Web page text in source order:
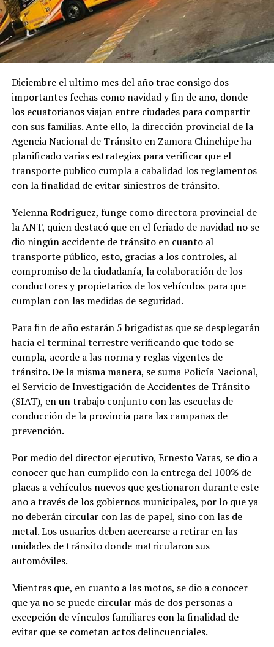
Diciembre el ultimo mes del año trae consigo dos
importantes fechas como navidad y fin de año, donde
los ecuatorianos viajan entre ciudades para compartir
con sus familias. Ante ello, la dirección provincial de la
Agencia Nacional de Tránsito en Zamora Chinchipe ha
planificado varias estrategias para verificar que el
transporte publico cumpla a cabalidad los reglamentos
con la finalidad de evitar siniestros de tránsito.
Yelenna Rodríguez, funge como directora provincial de
la ANT, quien destacó que en el feriado de navidad no se
dio ningún accidente de tránsito en cuanto al
transporte público, esto, gracias a los controles, al
compromiso de la ciudadanía, la colaboración de los
conductores y propietarios de los vehículos para que
cumplan con las medidas de seguridad.
Para fin de año estarán 5 brigadistas que se desplegarán
hacia el terminal terrestre verificando que todo se
cumpla, acorde a las norma y reglas vigentes de
tránsito. De la misma manera, se suma Policía Nacional,
el Servicio de Investigación de Accidentes de Tránsito
(SIAT), en un trabajo conjunto con las escuelas de
conducción de la provincia para las campañas de
prevención.
Por medio del director ejecutivo, Ernesto Varas, se dio a
conocer que han cumplido con la entrega del 100% de
placas a vehículos nuevos que gestionaron durante este
año a través de los gobiernos municipales, por lo que ya
no deberán circular con las de papel, sino con las de
metal. Los usuarios deben acercarse a retirar en las
unidades de tránsito donde matricularon sus
automóviles.
Mientras que, en cuanto a las motos, se dio a conocer
que ya no se puede circular más de dos personas a
excepción de vínculos familiares con la finalidad de
evitar que se cometan actos delincuenciales.